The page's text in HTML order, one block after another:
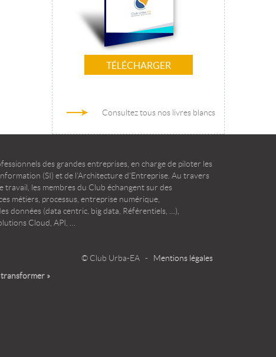
TÉLÉCHARGER
Consultez tous nos livres blancs
des grandes entreprises, en charge de piloter les
(SI) et de l’Architecture d’Entreprise. Au travers
travail, les membres du Club échangent sur des
métiers, processus, entreprise numérique,
données (data centric, big data, Référentiels, …),
Cloud, API, …
© Club Urba-EA - Mentions légales
transformer »